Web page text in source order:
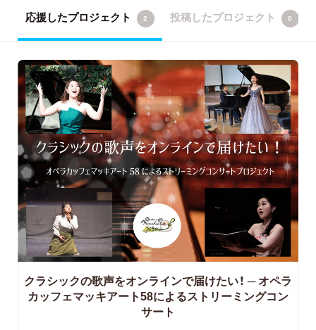
応援したプロジェクト 2 投稿したプロジェクト 0
クラシックの歌声をオンラインで届けたい！ ─ オペラ
カッフェマッキアート58によるストリーミングコン
サート